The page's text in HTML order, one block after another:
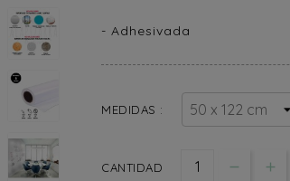
- Adhesivada
MEDIDAS :
CANTIDAD